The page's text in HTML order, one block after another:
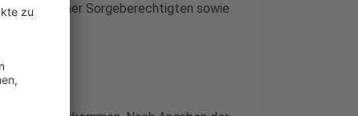
eines/einer Sorgeberechtigten sowie